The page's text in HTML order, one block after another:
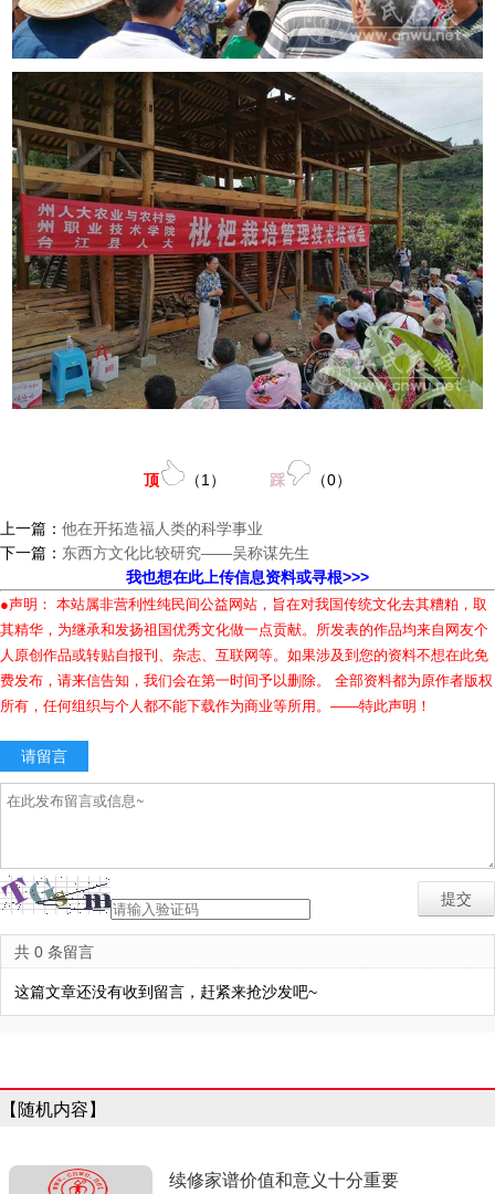
顶 （1 ） 踩 （0）
上一篇： 他在开拓造福人类的科学事业
下一篇： 东西方文化比较研究——吴称谋先生
我也想在此上传信息资料或寻根>>>
●声明： 本站属非营利性纯民间公益网站，旨在对我国传统文化去其糟粕，取
其精华，为继承和发扬祖国优秀文化做一点贡献。所发表的作品均来自网友个
人原创作品或转贴自报刊、杂志、互联网等。如果涉及到您的资料不想在此免
费发布，请来信告知，我们会在第一时间予以删除。 全部资料都为原作者版权
所有，任何组织与个人都不能下载作为商业等所用。——特此声明！
请留言
共 0 条留言
这篇文章还没有收到留言，赶紧来抢沙发吧~
【随机内容】
续修家谱价值和意义十分重要